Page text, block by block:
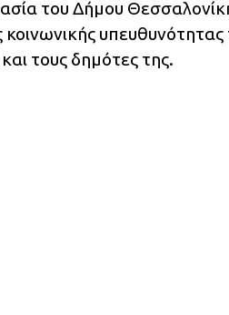
του Δήμου
κοινωνικής
τους δημότες της.